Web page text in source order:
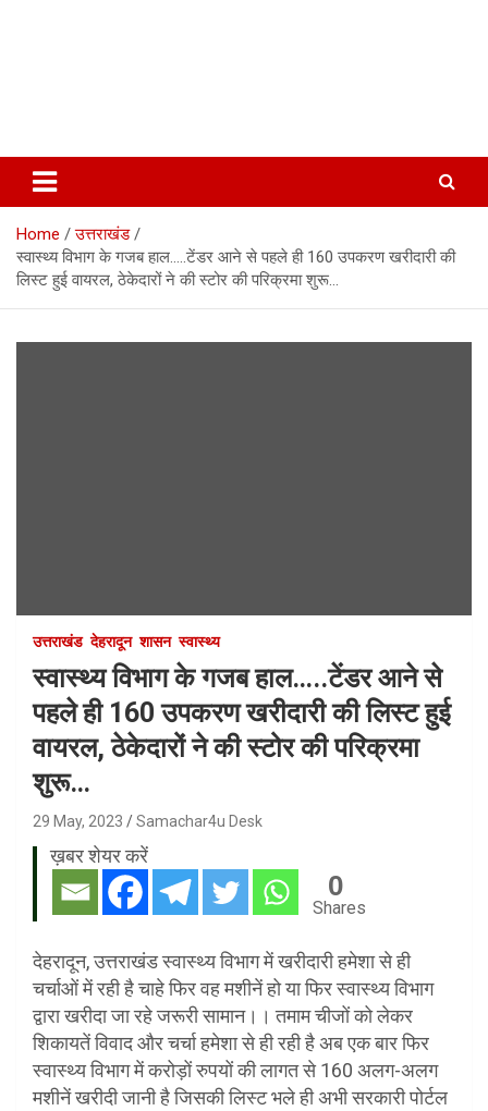
Home
उत्तराखंड
स्वास्थ्य विभाग के गजब हाल…..टेंडर आने से पहले ही 160 उपकरण खरीदारी की
लिस्ट हुई वायरल, ठेकेदारों ने की स्टोर की परिक्रमा शुरू…
उत्तराखंड देहरादून शासन स्वास्थ्य
स्वास्थ्य विभाग के गजब हाल…..टेंडर आने से
पहले ही 160 उपकरण खरीदारी की लिस्ट हुई
वायरल, ठेकेदारों ने की स्टोर की परिक्रमा
शुरू…
29 May, 2023 Samachar4u Desk
ख़बर शेयर करें
0
Shares
देहरादून, उत्तराखंड स्वास्थ्य विभाग में खरीदारी हमेशा से ही
चर्चाओं में रही है चाहे फिर वह मशीनें हो या फिर स्वास्थ्य विभाग
द्वारा खरीदा जा रहे जरूरी सामान।। तमाम चीजों को लेकर
शिकायतें विवाद और चर्चा हमेशा से ही रही है अब एक बार फिर
स्वास्थ्य विभाग में करोड़ों रुपयों की लागत से 160 अलग-अलग
मशीनें खरीदी जानी है जिसकी लिस्ट भले ही अभी सरकारी पोर्टल